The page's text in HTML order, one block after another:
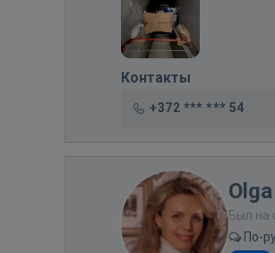
Контакты
+372 *** *** 54
Был на
По-